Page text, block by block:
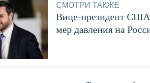
СМОТРИ ТАКЖЕ
Вице-президент
мер давления на